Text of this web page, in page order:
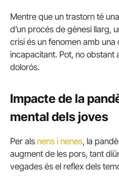
Mentre que un trastorn té
d’un procés de gènesi llarg,
crisi és un fenomen amb
incapacitant. Pot, no obstant
dolorós.
Impacte de la
mental dels joves
Per als nens i nenes, la
augment de les pors, tant
vegades és el reflex dels